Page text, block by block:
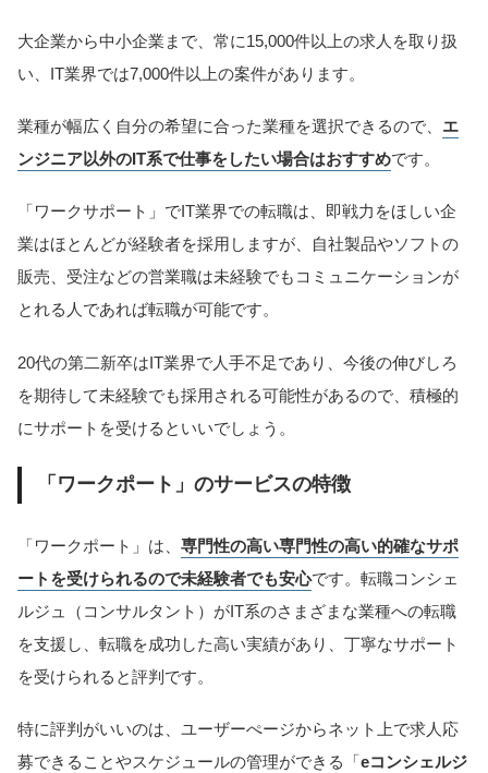
大企業から中小企業まで、常に15,000件以上の求人を取り扱
い、IT業界では7,000件以上の案件があります。
業種が幅広く自分の希望に合った業種を選択できるので、 エ
ンジニア以外のIT系で仕事をしたい場合はおすすめです。
「ワークサポート」でIT業界での転職は、即戦力をほしい企
業はほとんどが経験者を採用しますが、自社製品やソフトの
販売、受注などの営業職は未経験でもコミュニケーションが
とれる人であれば転職が可能です。
20代の第二新卒はIT業界で人手不足であり、今後の伸びしろ
を期待して未経験でも採用される可能性があるので、積極的
にサポートを受けるといいでしょう。
「ワークポート」のサービスの特徴
「ワークポート」は、 専門性の高い専門性の高い的確なサポ
ートを受けられるので未経験者でも安心です。転職コンシェ
ルジュ（コンサルタント）がIT系のさまざまな業種への転職
を支援し、転職を成功した高い実績があり、丁寧なサポート
を受けられると評判です。
特に評判がいいのは、ユーザーぺージからネット上で求人応
募できることやスケジュールの管理ができる「eコンシェルジ